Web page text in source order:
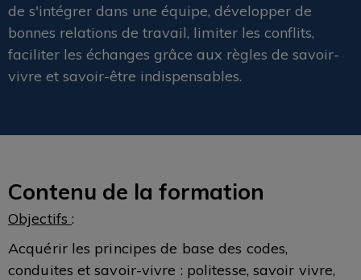
de s'intégrer dans une équipe, développer de
bonnes relations de travail, limiter les conflits,
faciliter les échanges grâce aux règles de savoir-
vivre et savoir-être indispensables.
Contenu de la formation
Objectifs :
Acquérir les principes de base des codes,
conduites et savoir-vivre : politesse, savoir vivre,